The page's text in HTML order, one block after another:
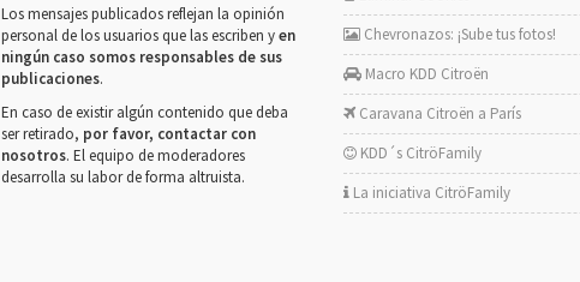
Los mensajes publicados reflejan la opinión
personal de los usuarios que las escriben yen
ningún caso somos responsables de sus
publicaciones.
En caso de existir algún contenido que deba
ser retirado, por favor, contactar con
nosotros. El equipo de moderadores
desarrolla su labor de forma altruista.
Chevronazos: ¡Sube tus fotos!
Macro KDD Citroën
Caravana Citroën a París
KDD´s CitröFamily
La iniciativa CitröFamily